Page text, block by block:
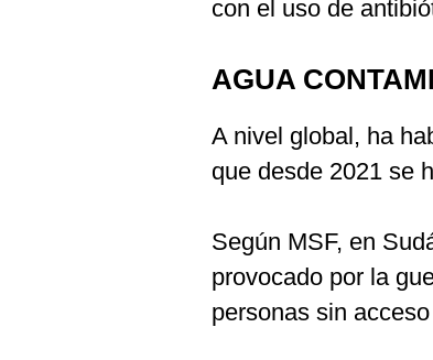
con el uso de
AGUA
A nivel global, ha
que desde 2021 se
Según MSF, en
provocado por la
personas sin